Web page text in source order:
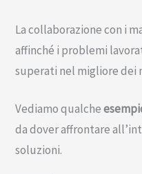
La collaborazione con i
affinché i problemi
superati nel migliore dei
Vediamo qualche
da dover affrontare
soluzioni.